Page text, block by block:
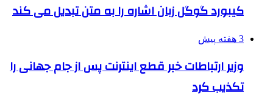
کیبورد گوگل زبان اشاره را به متن تبدیل می کند
3 هفته پیش
وزیر ارتباطات خبر قطع اینترنت پس از جام جهانی را
تکذیب کرد